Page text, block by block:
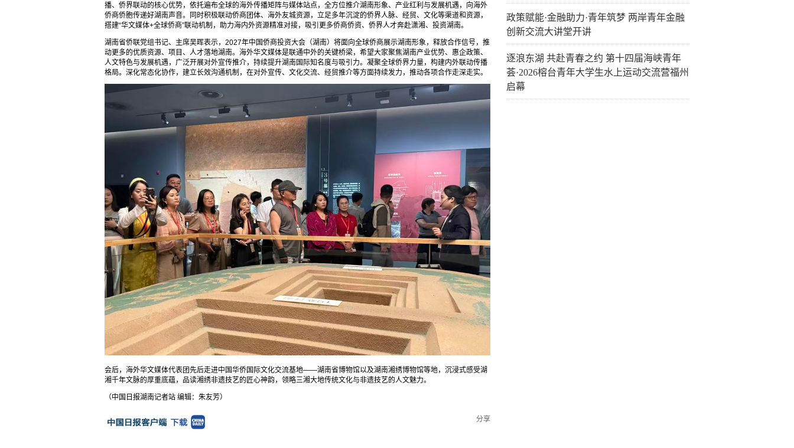
播、侨界联动的核心优势，依托遍布全球的海外传播矩阵与媒体站点，全方位推介湖南形象、产业红利与发展机遇，向海外
侨商侨胞传递好湖南声音。同时积极联动侨商团体、海外友城资源，立足多年沉淀的侨界人脉、经贸、文化等渠道和资源，
搭建“华文媒体+全球侨商”联动机制，助力海内外资源精准对接，吸引更多侨商侨资、侨界人才奔赴潇湘、投资湖南。
湖南省侨联党组书记、主席吴晖表示，2027年中国侨商投资大会（湖南）将面向全球侨商展示湖南形象，释放合作信号，推
动更多的优质资源、项目、人才落地湖南。海外华文媒体是联通中外的关键桥梁，希望大家聚焦湖南产业优势、惠企政策、
人文特色与发展机遇，广泛开展对外宣传推介，持续提升湖南国际知名度与吸引力。凝聚全球侨界力量，构建内外联动传播
格局。深化常态化协作，建立长效沟通机制，在对外宣传、文化交流、经贸推介等方面持续发力，推动各项合作走深走实。
会后，海外华文媒体代表团先后走进中国华侨国际文化交流基地——湖南省博物馆以及湖南湘绣博物馆等地，沉浸式感受湖
湘千年文脉的厚重底蕴，品读湘绣非遗技艺的匠心神韵，领略三湘大地传统文化与非遗技艺的人文魅力。
（中国日报湖南记者站 编辑：朱友芳）
分享
政策赋能·金融助力·青年筑梦 两岸青年金融
创新交流大讲堂开讲
逐浪东湖 共赴青春之约 第十四届海峡青年
荟·2026榕台青年大学生水上运动交流营福州
启幕